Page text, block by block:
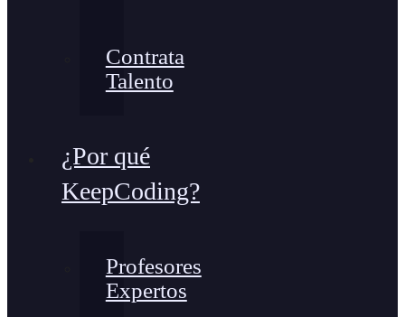
Contrata
Talento
¿Por qué
KeepCoding?
Profesores
Expertos